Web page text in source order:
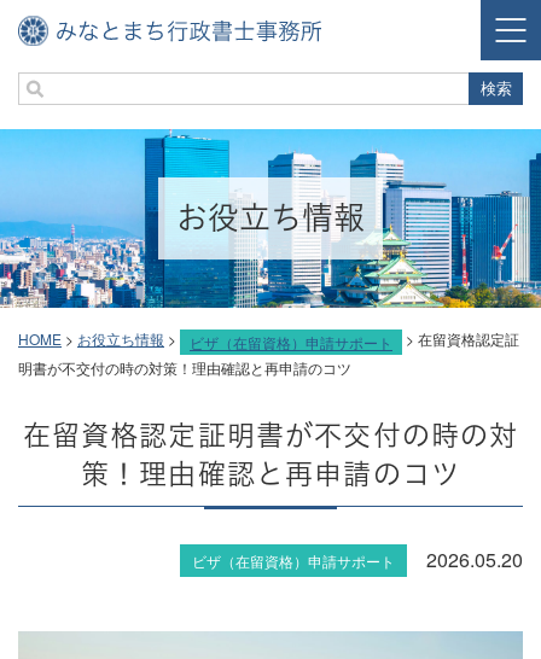
お役立ち情報
HOME > お役立ち情報 > ビザ（在留資格）申請サポート > 在留資格認定証
明書が不交付の時の対策！理由確認と再申請のコツ
在留資格認定証明書が不交付の時の対
策！理由確認と再申請のコツ
ビザ（在留資格）申請サポート 2026.05.20